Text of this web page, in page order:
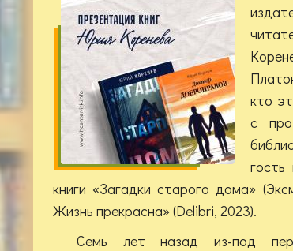
кто
с
книги «Загадки старого дома»
Жизнь прекрасна» (Delibri, 2023).
Семь лет назад из-под